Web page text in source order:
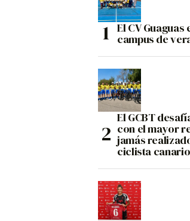
El CV Guaguas
campus de
El GCBT
con el mayor
jamás
ciclista canario